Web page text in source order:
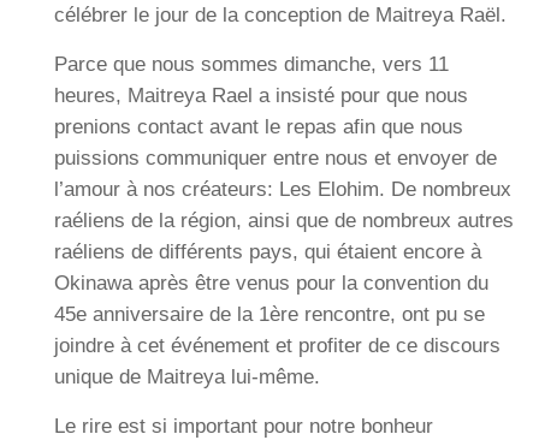
célébrer le jour de la conception de Maitreya Raël.
Parce que nous sommes dimanche, vers 11
heures, Maitreya Rael a insisté pour que nous
prenions contact avant le repas afin que nous
puissions communiquer entre nous et envoyer de
l’amour à nos créateurs: Les Elohim. De nombreux
raéliens de la région, ainsi que de nombreux autres
raéliens de différents pays, qui étaient encore à
Okinawa après être venus pour la convention du
45e anniversaire de la 1ère rencontre, ont pu se
joindre à cet événement et profiter de ce discours
unique de Maitreya lui-même.
Le rire est si important pour notre bonheur